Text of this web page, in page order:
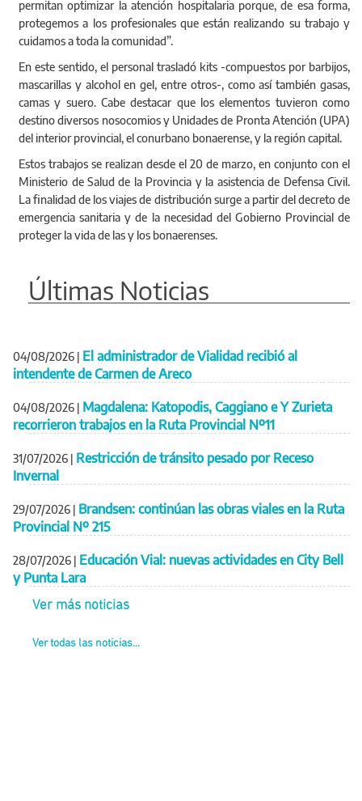
permitan optimizar la atención hospitalaria porque, de esa forma,
protegemos a los profesionales que están realizando su trabajo y
cuidamos a toda la comunidad”.
En este sentido, el personal trasladó kits -compuestos por barbijos,
mascarillas y alcohol en gel, entre otros-, como así también gasas,
camas y suero. Cabe destacar que los elementos tuvieron como
destino diversos nosocomios y Unidades de Pronta Atención (UPA)
del interior provincial, el conurbano bonaerense, y la región capital.
Estos trabajos se realizan desde el 20 de marzo, en conjunto con el
Ministerio de Salud de la Provincia y la asistencia de Defensa Civil.
La finalidad de los viajes de distribución surge a partir del decreto de
emergencia sanitaria y de la necesidad del Gobierno Provincial de
proteger la vida de las y los bonaerenses.
Últimas Noticias
04/08/2026 | El administrador de Vialidad recibió al
intendente de Carmen de Areco
04/08/2026 | Magdalena: Katopodis, Caggiano e Y Zurieta
recorrieron trabajos en la Ruta Provincial Nº11
31/07/2026 | Restricción de tránsito pesado por Receso
Invernal
29/07/2026 | Brandsen: continúan las obras viales en la Ruta
Provincial Nº 215
28/07/2026 | Educación Vial: nuevas actividades en City Bell
y Punta Lara
Ver más noticias
Ver todas las noticias...